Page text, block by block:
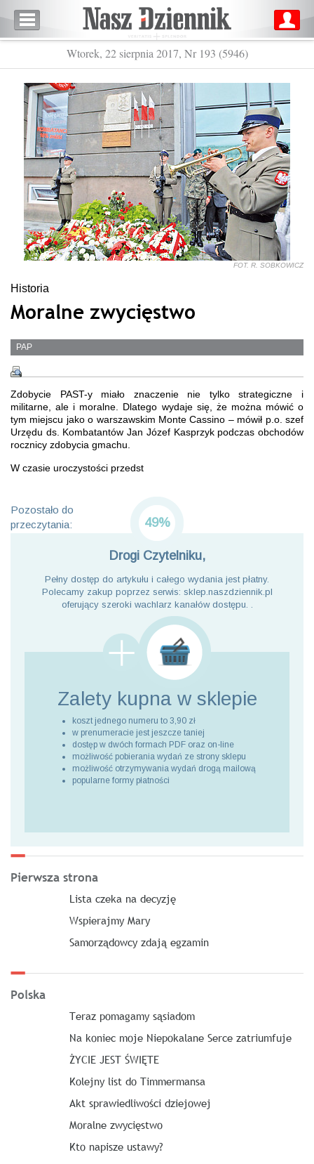
Wtorek, 22 sierpnia 2017, Nr 193 (5946)
FOT. R. SOBKOWICZ
Historia
Moralne zwycięstwo
PAP
Zdobycie PAST-y miało znaczenie nie tylko strategiczne i
militarne, ale i moralne. Dlatego wydaje się, że można mówić o
tym miejscu jako o warszawskim Monte Cassino – mówił p.o. szef
Urzędu ds. Kombatantów Jan Józef Kasprzyk podczas obchodów
rocznicy zdobycia gmachu.
W czasie uroczystości przedst
Pozostało do
przeczytania:
49%
Drogi Czytelniku,
Pełny dostęp do artykułu i całego wydania jest płatny.
Polecamy zakup poprzez serwis: sklep.naszdziennik.pl
oferujący szeroki wachlarz kanałów dostępu. .
Zalety kupna w sklepie
koszt jednego numeru to 3,90 zł
w prenumeracie jest jeszcze taniej
dostęp w dwóch formach PDF oraz on-line
możliwość pobierania wydań ze strony sklepu
możliwość otrzymywania wydań drogą mailową
popularne formy płatności
Pierwsza strona
Lista czeka na decyzję
Wspierajmy Mary
Samorządowcy zdają egzamin
Polska
Teraz pomagamy sąsiadom
Na koniec moje Niepokalane Serce zatriumfuje
ŻYCIE JEST ŚWIĘTE
Kolejny list do Timmermansa
Akt sprawiedliwości dziejowej
Moralne zwycięstwo
Kto napisze ustawy?